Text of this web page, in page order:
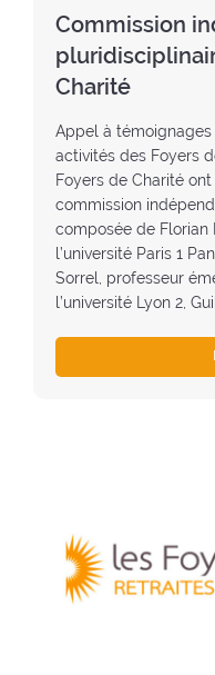
t
:
Commission
Charité
Appel à
activités des Foyers
Foyers de Charité
commission
composée de Florian
l’université Paris 1
Sorrel, professeur
l’université Lyon 2,